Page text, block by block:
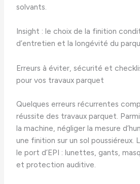
solvants.
Insight : le choix de la finition
d’entretien et la longévité du
Erreurs à éviter, sécurité et
pour vos travaux parquet
Quelques erreurs récurrentes
réussite des travaux parquet.
la machine, négliger la mesure
une finition sur un sol poussiéreux.
le port d’EPI : lunettes, gants,
et protection auditive.